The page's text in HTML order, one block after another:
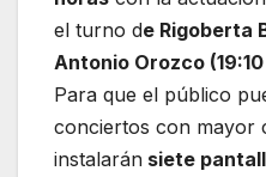
el turno de Rigoberta
Antonio Orozco
Para que el público
conciertos con mayor
instalarán siete